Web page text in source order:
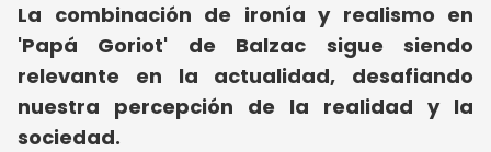
La combinación de ironía y realismo en
'Papá Goriot' de Balzac sigue siendo
relevante en la actualidad, desafiando
nuestra percepción de la realidad y la
sociedad.